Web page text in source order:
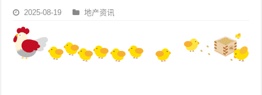
2025-08-19 地产资讯